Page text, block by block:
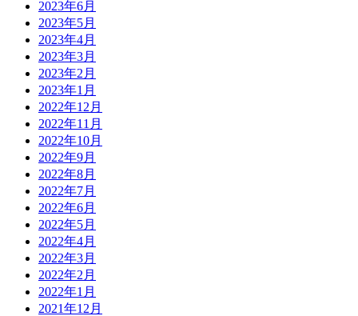
2023年6月
2023年5月
2023年4月
2023年3月
2023年2月
2023年1月
2022年12月
2022年11月
2022年10月
2022年9月
2022年8月
2022年7月
2022年6月
2022年5月
2022年4月
2022年3月
2022年2月
2022年1月
2021年12月